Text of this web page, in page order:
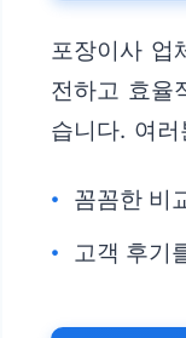
포장이사 업
전하고 효율
습니다. 여
꼼꼼한 비
고객 후기